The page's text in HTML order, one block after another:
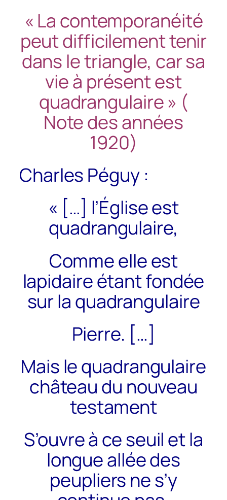
« La contemporanéité
peut difficilement tenir
dans le triangle, car sa
vie à présent est
quadrangulaire » (
Note des années
1920)
Charles Péguy :
« […] l’Église est
quadrangulaire,
Comme elle est
lapidaire étant fondée
sur la quadrangulaire
Pierre. […]
Mais le quadrangulaire
château du nouveau
testament
S’ouvre à ce seuil et la
longue allée des
peupliers ne s’y